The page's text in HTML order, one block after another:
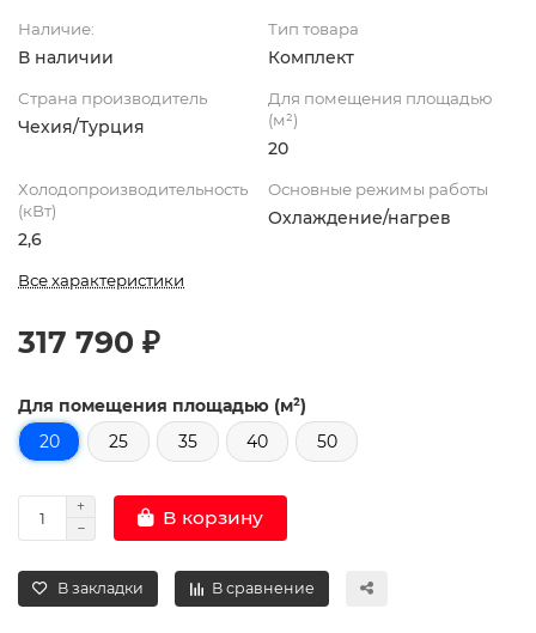
Наличие:
В наличии
Тип товара
Комплект
Страна производитель
Чехия/Турция
Для помещения площадью
(м²)
20
Холодопроизводительность
(кВт)
2,6
Основные режимы работы
Охлаждение/нагрев
Все характеристики
317 790 ₽
Для помещения площадью (м²)
20
25 35 40 50
В корзину
В закладки В сравнение